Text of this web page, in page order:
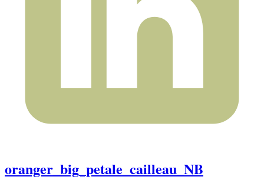
oranger_big_petale_cailleau_NB